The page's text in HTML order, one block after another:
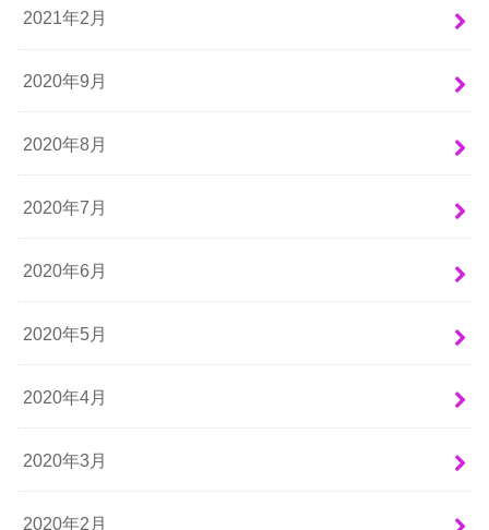
2021年2月
2020年9月
2020年8月
2020年7月
2020年6月
2020年5月
2020年4月
2020年3月
2020年2月